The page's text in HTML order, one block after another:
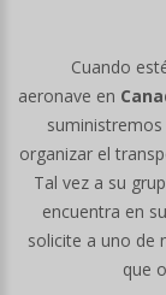
Cuando
aeronave en
organizar el
Tal vez a su
encuentra en
solicite a uno de
que